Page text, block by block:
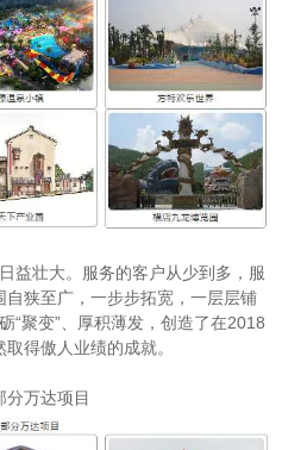
益壮大。服务的客户从少到多，服
狭至广，一步步拓宽，一层层铺
“聚变”、厚积薄发，创造了在2018
得傲人业绩的成就。
分万达项目